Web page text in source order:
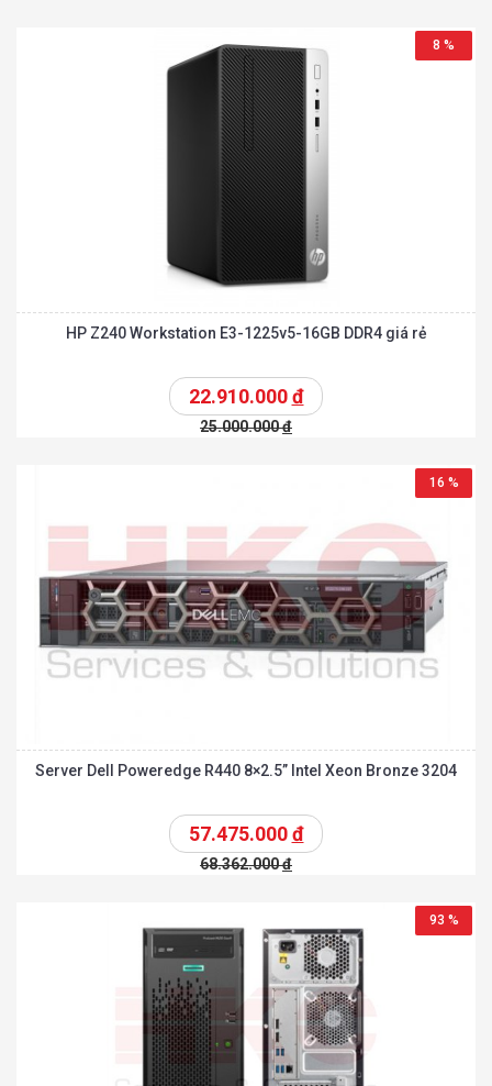
8 %
HP Z240 Workstation E3-1225v5-16GB DDR4 giá rẻ
22.910.000đ
25.000.000đ
16 %
Server Dell Poweredge R440 8×2.5” Intel Xeon Bronze 3204
57.475.000đ
68.362.000đ
93 %